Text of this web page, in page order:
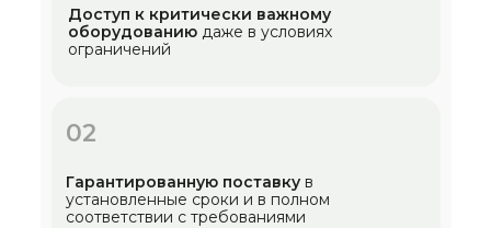
Доступ к критически важному
оборудованиюдаже в условиях
ограничений
02
Гарантированную поставкув
установленные сроки и в полном
соответствии с требованиями